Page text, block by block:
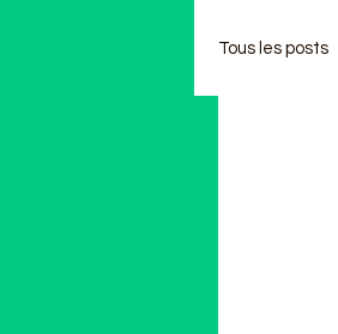
Tous les posts